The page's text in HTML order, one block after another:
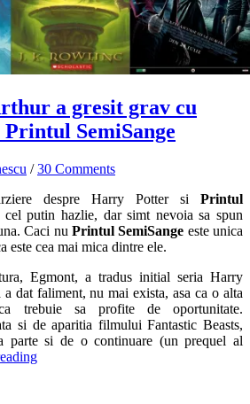
a gresit grav cu
SemiSange
/30 Comments
despre Harry Potter si Printul
cel putin hazlie, dar simt nevoia sa spun
Caci nu Printul SemiSange este unica
este cea mai mica dintre ele.
Egmont, a tradus initial seria Harry
dat faliment, nu mai exista, asa ca o alta
trebuie sa profite de oportunitate.
si de aparitia filmului Fantastic Beasts,
parte si de o continuare (un prequel al